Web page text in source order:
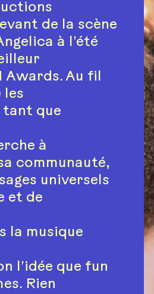
de la scène
à l’été
Awards. Au fil
les
tant que
à
communauté,
universels
et de
la musique
l’idée que fun
Rien